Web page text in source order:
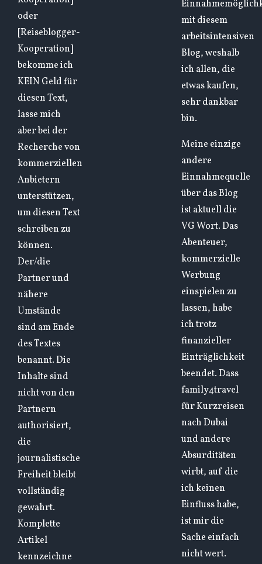
oder
[Reiseblogger-
Kooperation]
bekomme ich
KEIN Geld für
diesen Text,
lasse mich
aber bei der
Recherche von
kommerziellen
Anbietern
unterstützen,
um diesen Text
schreiben zu
können.
Der/die
Partner und
nähere
Umstände
sind am Ende
des Textes
benannt. Die
Inhalte sind
nicht von den
Partnern
authorisiert,
die
journalistische
Freiheit bleibt
vollständig
gewahrt.
Komplette
Artikel
kennzeichne
mit diesem
arbeitsintensiven
Blog, weshalb
ich allen, die
etwas kaufen,
sehr dankbar
bin.
Meine einzige
andere
Einnahmequelle
über das Blog
ist aktuell die
VG Wort. Das
Abenteuer,
kommerzielle
Werbung
einspielen zu
lassen, habe
ich trotz
finanzieller
Einträglichkeit
beendet. Dass
family4travel
für Kurzreisen
nach Dubai
und andere
Absurditäten
wirbt, auf die
ich keinen
Einfluss habe,
ist mir die
Sache einfach
nicht wert.